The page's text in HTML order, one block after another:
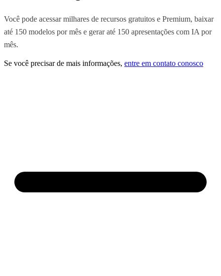
Você pode acessar milhares de recursos gratuitos e Premium, baixar
até 150 modelos por mês e gerar até 150 apresentações com IA por
mês.
Se você precisar de mais informações, entre em contato conosco